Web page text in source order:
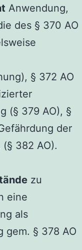
Anwendung,
des § 370 AO
§ 372 AO
(§ 379 AO), §
der
382 AO).
zu
eine
als
gem. § 378 AO